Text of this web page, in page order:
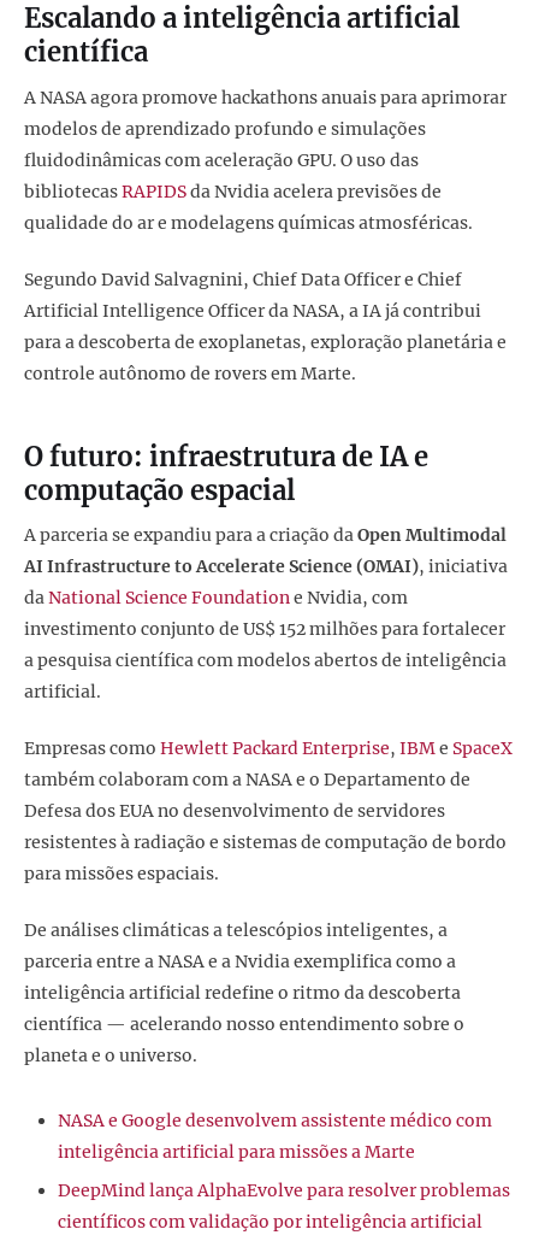
Escalando a inteligência artificial
científica
A NASA agora promove hackathons anuais para aprimorar
modelos de aprendizado profundo e simulações
fluidodinâmicas com aceleração GPU. O uso das
bibliotecasRAPIDSda Nvidia acelera previsões de
qualidade do ar e modelagens químicas atmosféricas.
Segundo David Salvagnini, Chief Data Officer e Chief
Artificial Intelligence Officer da NASA, a IA já contribui
para a descoberta de exoplanetas, exploração planetária e
controle autônomo de rovers em Marte.
O futuro: infraestrutura de IA e
computação espacial
A parceria se expandiu para a criação daOpen Multimodal
AI Infrastructure to Accelerate Science (OMAI), iniciativa
daNational Science Foundatione Nvidia, com
investimento conjunto de US$ 152 milhões para fortalecer
a pesquisa científica com modelos abertos de inteligência
artificial.
Empresas como Hewlett Packard Enterprise, IBMe SpaceX
também colaboram com a NASA e o Departamento de
Defesa dos EUA no desenvolvimento de servidores
resistentes à radiação e sistemas de computação de bordo
para missões espaciais.
De análises climáticas a telescópios inteligentes, a
parceria entre a NASA e a Nvidia exemplifica como a
inteligência artificial redefine o ritmo da descoberta
científica — acelerando nosso entendimento sobre o
planeta e o universo.
NASA e Google desenvolvem assistente médico com
inteligência artificial para missões a Marte
DeepMind lança AlphaEvolve para resolver problemas
científicos com validação por inteligência artificial